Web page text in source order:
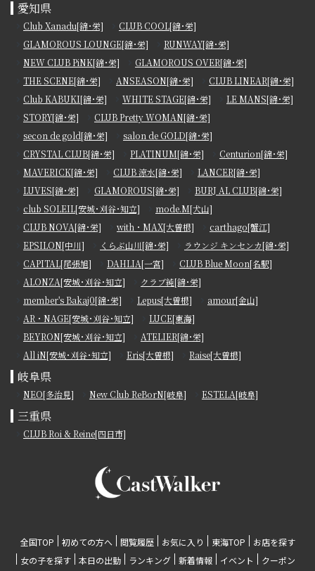
愛知県
Club Xanadu[錦･栄]
CLUB COOL[錦･栄]
GLAMOROUS LOUNGE[錦･栄]
RUNWAY[錦･栄]
NEW CLUB PiNK[錦･栄]
GLAMOROUS OVER[錦･栄]
THE SCENE[錦･栄]
ANSEASON[錦･栄]
CLUB LINEAR[錦･栄]
Club KABUKI[錦･栄]
WHITE STAGE[錦･栄]
LE MANS[錦･栄]
STORY[錦･栄]
CLUB Pretty WOMAN[錦･栄]
secon de gold[錦･栄]
salon de GOLD[錦･栄]
CRYSTAL CLUB[錦･栄]
PLATINUM[錦･栄]
Centurion[錦･栄]
MAVERICK[錦･栄]
CLUB 涼水[錦･栄]
LANCER[錦･栄]
LUVES[錦･栄]
GLAMOROUS[錦･栄]
BURJ AL CLUB[錦･栄]
club SOLEIL[安城･刈谷･知立]
mode.M[犬山]
CLUB NOVA[錦･栄]
with・MAX[大曽根]
carthago[蟹江]
EPSILON[中川]
くらぶ山川[錦･栄]
ラウンジ キンセンカ[錦･栄]
CAPITAL[尾張旭]
DAHLIA[一宮]
CLUB Blue Moon[名駅]
ALONZA[安城･刈谷･知立]
クラブ純[錦･栄]
member's Bakaj0[錦･栄]
Lepus[大曽根]
amour[金山]
AR・NAGE[安城･刈谷･知立]
LUCE[東海]
BEYRON[安城･刈谷･知立]
ATELIER[錦･栄]
All iN[安城･刈谷･知立]
Eris[大曽根] Raise[大曽根]
岐阜県
NEO[多治見] New Club ReBorN[岐阜] ESTELA[岐阜]
三重県
CLUB Roi & Reine[四日市]
全国TOP 初めての方へ 閲覧履歴 お気に入り 東海TOP
お店を探す
女の子を探す
本日の出勤 ランキング 新着情報 イベント クーポン